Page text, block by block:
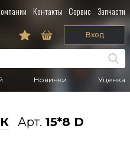
Контакты Сервис Запчасти
Новинки Уценка
Вход
Арт. 15*8 D